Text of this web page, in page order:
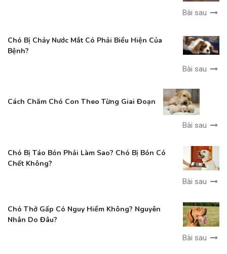
Bài sau
Chó Bị Chảy Nước Mắt Có Phải Biểu Hiện Của
Bệnh?
Bài sau
Cách Chăm Chó Con Theo Từng Giai Đoạn
Bài sau
Chó Bị Táo Bón Phải Làm Sao? Chó Bị Bón Có
Chết Không?
Bài sau
Chó Thở Gấp Có Nguy Hiểm Không? Nguyên
Nhân Do Đâu?
Bài sau